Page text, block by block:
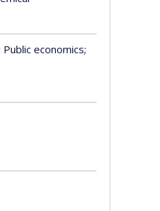
Public economics;